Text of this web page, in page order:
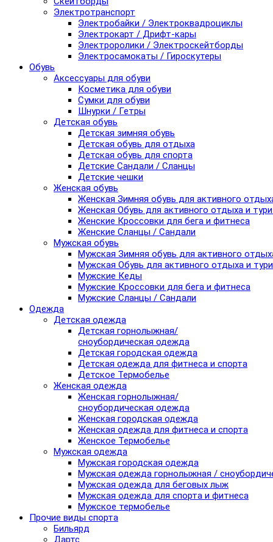
Электротранспорт
Электробайки / Электроквадроциклы
Электрокарт / Дрифт-кары
Электроролики / Электроскейтборды
Электросамокаты / Гироскутеры
Обувь
Аксессуары для обуви
Косметика для обуви
Сумки для обуви
Шнурки / Гетры
Детская обувь
Детская зимняя обувь
Детская обувь для отдыха
Детская обувь для спорта
Детские Сандали / Сланцы
Детские чешки
Женская обувь
Женская Зимняя обувь для активного
Женская Обувь для активного отдыха и
Женские Кроссовки для бега и фитнеса
Женские Сланцы / Сандали
Мужская обувь
Мужская Зимняя обувь для активного
Мужская Обувь для активного отдыха и
Мужские Кеды
Мужские Кроссовки для бега и фитнеса
Мужские Сланцы / Сандали
Одежда
Детская одежда
Детская горнолыжная/
сноубордическая одежда
Детская городская одежда
Детская одежда для фитнеса и спорта
Детское Термобелье
Женская одежда
Женская горнолыжная/
сноубордическая одежда
Женская городская одежда
Женская одежда для фитнеса и спорта
Женское Термобелье
Мужская одежда
Мужская городская одежда
Мужская одежда горнолыжная /
Мужская одежда для беговых лыж
Мужская одежда для спорта и фитнеса
Мужское термобелье
Прочие виды спорта
Бильярд
Дартс